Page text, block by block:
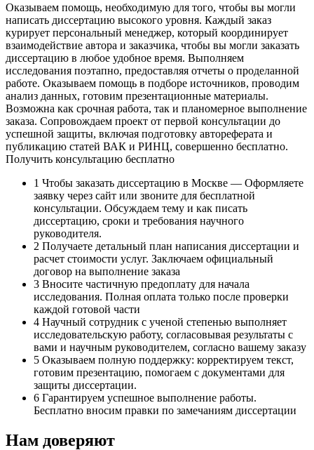
Оказываем помощь, необходимую для того, чтобы вы могли
написать диссертацию высокого уровня. Каждый заказ
курирует персональный менеджер, который координирует
взаимодействие автора и заказчика, чтобы вы могли заказать
диссертацию в любое удобное время. Выполняем
исследования поэтапно, предоставляя отчеты о проделанной
работе. Оказываем помощь в подборе источников, проводим
анализ данных, готовим презентационные материалы.
Возможна как срочная работа, так и планомерное выполнение
заказа. Сопровождаем проект от первой консультации до
успешной защиты, включая подготовку автореферата и
публикацию статей ВАК и РИНЦ, совершенно бесплатно.
Получить консультацию бесплатно
1 Чтобы заказать диссертацию в Москве — Оформляете
заявку через сайт или звоните для бесплатной
консультации. Обсуждаем тему и как писать
диссертацию, сроки и требования научного
руководителя.
2 Получаете детальный план написания диссертации и
расчет стоимости услуг. Заключаем официальный
договор на выполнение заказа
3 Вносите частичную предоплату для начала
исследования. Полная оплата только после проверки
каждой готовой части
4 Научный сотрудник с ученой степенью выполняет
исследовательскую работу, согласовывая результаты с
вами и научным руководителем, согласно вашему заказу
5 Оказываем полную поддержку: корректируем текст,
готовим презентацию, помогаем с документами для
защиты диссертации.
6 Гарантируем успешное выполнение работы.
Бесплатно вносим правки по замечаниям диссертации
Нам доверяют